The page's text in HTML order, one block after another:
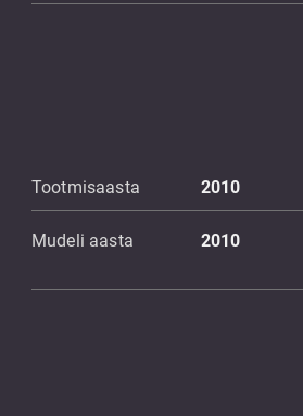
Tootmisaasta 2010
Mudeli aasta 2010